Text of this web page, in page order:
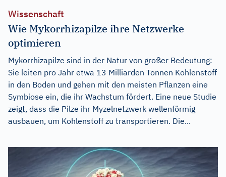
Wissenschaft
Wie Mykorrhizapilze ihre Netzwerke
optimieren
Mykorrhizapilze sind in der Natur von großer Bedeutung:
Sie leiten pro Jahr etwa 13 Milliarden Tonnen Kohlenstoff
in den Boden und gehen mit den meisten Pflanzen eine
Symbiose ein, die ihr Wachstum fördert. Eine neue Studie
zeigt, dass die Pilze ihr Myzelnetzwerk wellenförmig
ausbauen, um Kohlenstoff zu transportieren. Die...